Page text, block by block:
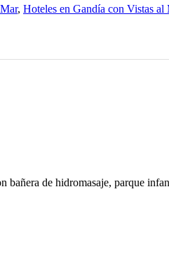
, Hoteles en Gandía con Vistas al
de hidromasaje, parque